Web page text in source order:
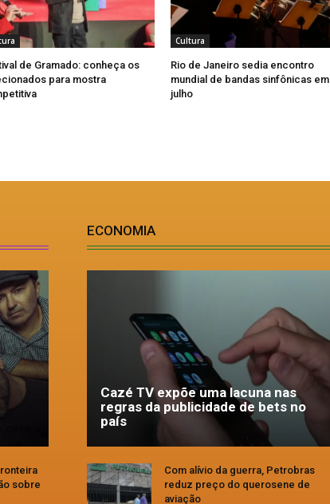
de Gramado: conheça os
para mostra
Cultura
Rio de Janeiro sedia encontro
mundial de bandas sinfônicas em
julho
sobre
ECONOMIA
Cazé TV expõe uma lacuna nas
regras da publicidade de bets no
país
Com alívio da guerra, Petrobras
reduz preço do querosene de
aviação